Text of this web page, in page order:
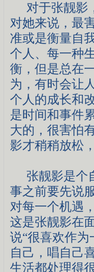
对于张靓影
对她来说，最
准或是衡量自
个人、每一种
衡，但是总在
为，有时会让
个人的成长和
是时间和事件
大的，很害怕
影才稍稍放松
张靓影是个
事之前要先说
对每一个机遇
这是张靓影在
说“很喜欢作
自己，唱自己
生活都处理得